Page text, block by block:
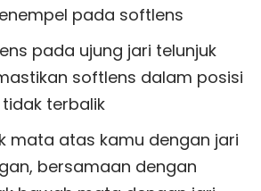
pada softlens
pada ujung jari telunjuk
softlens dalam posisi
terbalik
mata atas kamu dengan jari
bersamaan dengan